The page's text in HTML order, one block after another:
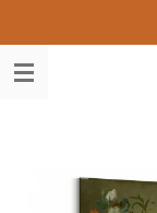
direct
naar